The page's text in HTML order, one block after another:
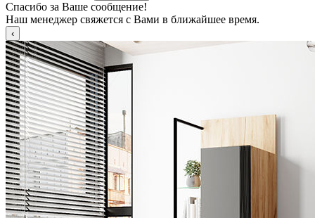
Спасибо за Ваше сообщение!
Наш менеджер свяжется с Вами в ближайшее время.